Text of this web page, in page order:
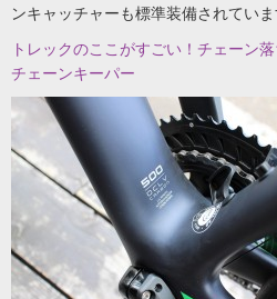
ンキャッチャーも標準装備されていま
トレックのここがすごい！チェーン
チェーンキーパー